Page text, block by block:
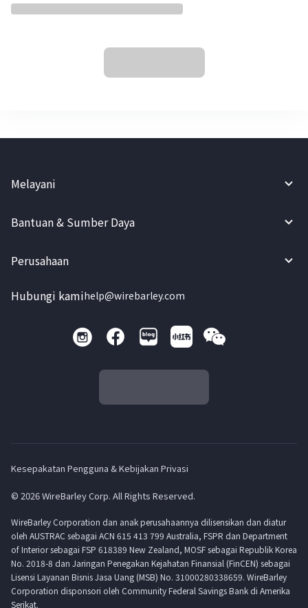
Melayani
Bantuan & Sumber Daya
Perusahaan
Hubungi kamihelp@wirebarley.com
Kesepakatan Pengguna & Kebijakan Privasi
© 2026 WireBarley Corp. All Rights Reserved.
WireBarley Corporation dan anak perusahaannya dilisensikan dan diatur
oleh AUSTRAC sebagai ACN 615 413 799 Australia, FSPR dan Department
of Interior sebagai FSP 618389 New Zealand, MOSF sebagai Republik Korea
No. 2018-8 dan Jaringan Penegakan Kejahatan Finansial (FinCEN) sebagai
Lisensi Layanan Bisnis Jasa Uang (MSB) No. 31000280338659. WireBarley
Corporation disponsori oleh Community Federal Savings Bank di Amerika
Serikat.